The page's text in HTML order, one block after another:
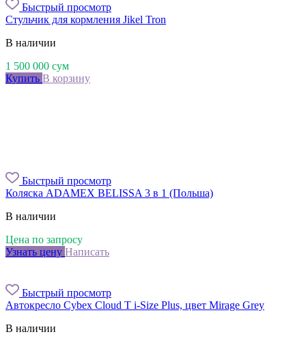
Быстрый просмотр
Стульчик для кормления Jikel Tron
В наличии
1 500 000 сум
Купить В корзину
Быстрый просмотр
Коляска ADAMEX BELISSA 3 в 1 (Польша)
В наличии
Цена по запросу
Узнать цену Написать
Быстрый просмотр
Автокресло Cybex Cloud T i-Size Plus, цвет Mirage Grey
В наличии